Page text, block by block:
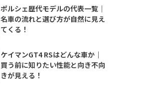
ポルシェ歴代モデルの代表一覧｜
名車の流れと選び方が自然に見え
てくる！
ケイマンGT4 RSはどんな車か｜
買う前に知りたい性能と向き不向
きが見える！